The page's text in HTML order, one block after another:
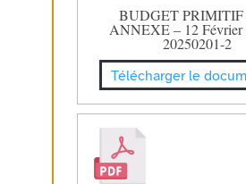
BUDGET PRIMITIF
ANNEXE – 12 Février
20250201-2
Télécharger le